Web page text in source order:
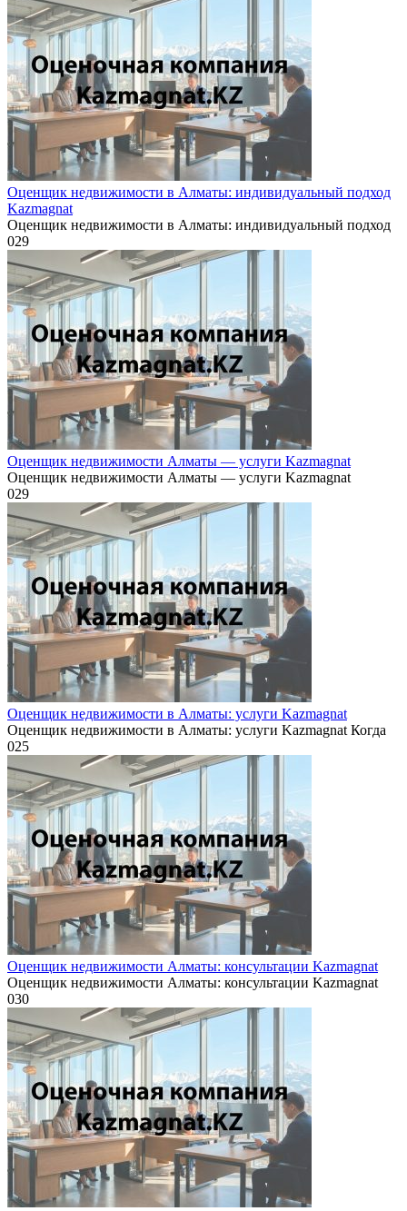
Оценщик недвижимости в Алматы: индивидуальный подход
Kazmagnat
Оценщик недвижимости в Алматы: индивидуальный подход
029
Оценщик недвижимости Алматы — услуги Kazmagnat
Оценщик недвижимости Алматы — услуги Kazmagnat
029
Оценщик недвижимости в Алматы: услуги Kazmagnat
Оценщик недвижимости в Алматы: услуги Kazmagnat Когда
025
Оценщик недвижимости Алматы: консультации Kazmagnat
Оценщик недвижимости Алматы: консультации Kazmagnat
030